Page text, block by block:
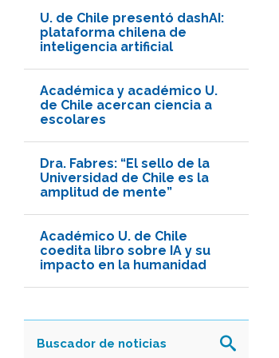
U. de Chile presentó dashAI:
plataforma chilena de
inteligencia artificial
Académica y académico U.
de Chile acercan ciencia a
escolares
Dra. Fabres: “El sello de la
Universidad de Chile es la
amplitud de mente”
Académico U. de Chile
coedita libro sobre IA y su
impacto en la humanidad